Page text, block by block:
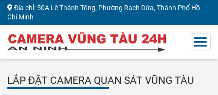
Địa chỉ: 50A Lê Thánh Tông, Phường Rạch Dừa, Thành Phố Hồ
Chí Minh
LẮP ĐẶT CAMERA QUAN SÁT VŨNG TÀU